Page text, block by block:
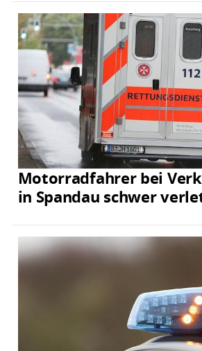
Motorradfahrer bei
in Spandau schwer